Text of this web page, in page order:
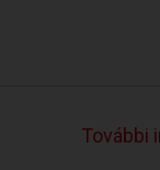
További